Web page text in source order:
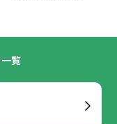
一覧